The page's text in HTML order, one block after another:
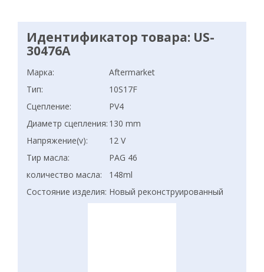
Идентификатор товара: US-
30476A
Марка:
Aftermarket
Тип:
10S17F
Сцепление:
PV4
Диаметр сцепления: 130 mm
Напряжение(v):
12 V
Тир масла:
PAG 46
количество масла:
148ml
Состояние изделия: Новый реконструированный